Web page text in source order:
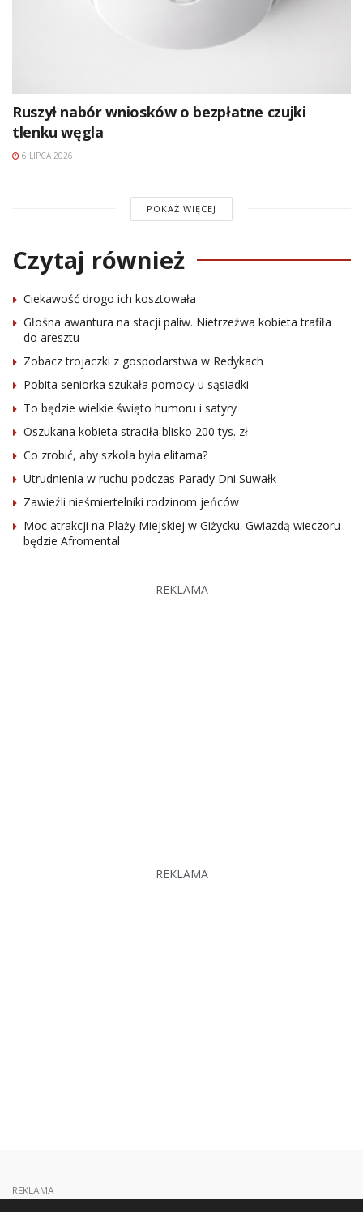
Ruszył nabór wniosków o bezpłatne czujki
tlenku węgla
6 LIPCA 2026
POKAŻ WIĘCEJ
Czytaj również
Ciekawość drogo ich kosztowała
Głośna awantura na stacji paliw. Nietrzeźwa kobieta trafiła
do aresztu
Zobacz trojaczki z gospodarstwa w Redykach
Pobita seniorka szukała pomocy u sąsiadki
To będzie wielkie święto humoru i satyry
Oszukana kobieta straciła blisko 200 tys. zł
Co zrobić, aby szkoła była elitarna?
Utrudnienia w ruchu podczas Parady Dni Suwałk
Zawieźli nieśmiertelniki rodzinom jeńców
Moc atrakcji na Plaży Miejskiej w Giżycku. Gwiazdą wieczoru
będzie Afromental
REKLAMA
REKLAMA
REKLAMA